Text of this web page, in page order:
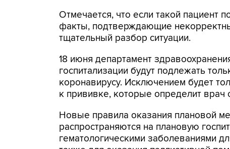
Отмечается, что если такой пациент
факты, подтверждающие
тщательный разбор ситуации.
18 июня департамент
госпитализации будут подлежать
коронавирусу. Исключением будет
к прививке, которые определит врач
Новые правила оказания плановой
распространяются на плановую
гематологическими заболеваниями